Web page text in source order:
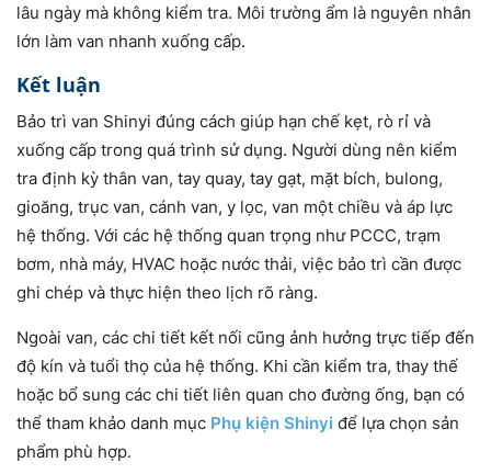
lâu ngày mà không kiểm tra. Môi trường ẩm là nguyên nhân
lớn làm van nhanh xuống cấp.
Kết luận
Bảo trì van Shinyi đúng cách giúp hạn chế kẹt, rò rỉ và
xuống cấp trong quá trình sử dụng. Người dùng nên kiểm
tra định kỳ thân van, tay quay, tay gạt, mặt bích, bulong,
gioăng, trục van, cánh van, y lọc, van một chiều và áp lực
hệ thống. Với các hệ thống quan trọng như PCCC, trạm
bơm, nhà máy, HVAC hoặc nước thải, việc bảo trì cần được
ghi chép và thực hiện theo lịch rõ ràng.
Ngoài van, các chi tiết kết nối cũng ảnh hưởng trực tiếp đến
độ kín và tuổi thọ của hệ thống. Khi cần kiểm tra, thay thế
hoặc bổ sung các chi tiết liên quan cho đường ống, bạn có
thể tham khảo danh mục Phụ kiện Shinyi để lựa chọn sản
phẩm phù hợp.